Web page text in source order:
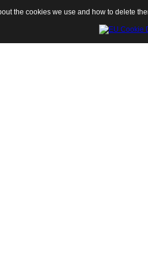
the cookies we use and how to delete